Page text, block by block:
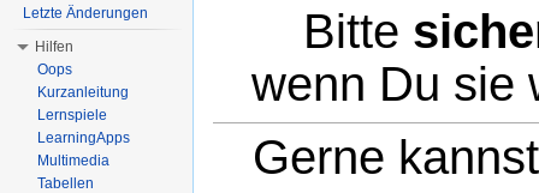
Bitte
wenn Du sie
Gerne
Letzte Änderungen
Hilfen
Oops
Kurzanleitung
Lernspiele
LearningApps
Multimedia
Tabellen